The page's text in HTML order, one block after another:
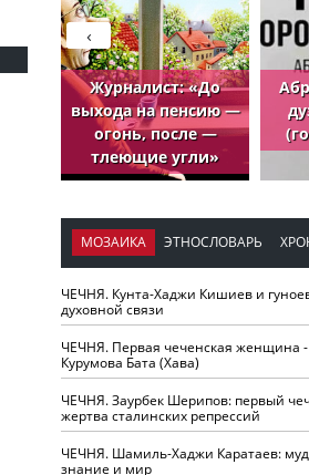
Журналист: «До
выхода на пенсию —
огонь, после —
тлеющие угли»
‹
МОЗАИКА ЭТНОСЛОВАРЬ
ЧЕЧНЯ. Кунта-Хаджи Кишиев и
духовной связи
ЧЕЧНЯ. Первая чеченская женщина
Курумова Бата (Хава)
ЧЕЧНЯ. Заурбек Шерипов: первый
жертва сталинских репрессий
ЧЕЧНЯ. Шамиль-Хаджи Каратаев:
знание и мир